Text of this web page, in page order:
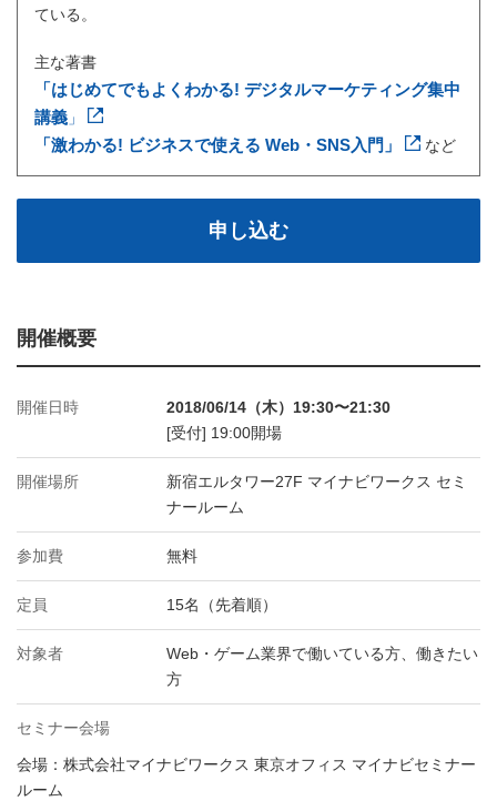
ている。
主な著書
「はじめてでもよくわかる! デジタルマーケティング集中
講義 」
「激わかる! ビジネスで使える Web・SNS入門」 など
申し込む
開催概要
開催日時
2018/06/14（木）19:30〜21:30
[受付] 19:00開場
開催場所
新宿エルタワー27F マイナビワークス セミ
ナールーム
参加費 無料
定員 15名（先着順）
対象者
Web・ゲーム業界で働いている方、働きたい
方
セミナー会場
会場：株式会社マイナビワークス 東京オフィス マイナビセミナー
ルーム